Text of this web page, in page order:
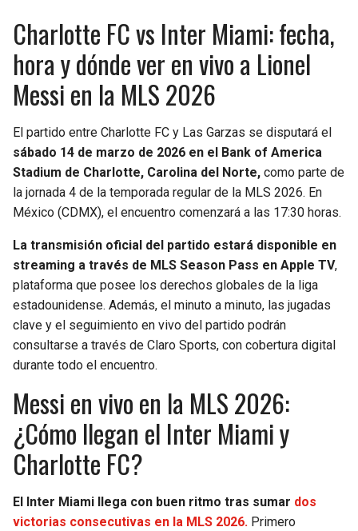
Charlotte FC vs Inter Miami: fecha,
hora y dónde ver en vivo a Lionel
Messi en la MLS 2026
El partido entre Charlotte FC y Las Garzas se disputará el
sábado 14 de marzo de 2026 en el Bank of America
Stadium de Charlotte, Carolina del Norte, como parte de
la jornada 4 de la temporada regular de la MLS 2026. En
México (CDMX), el encuentro comenzará a las 17:30 horas.
La transmisión oficial del partido estará disponible en
streaming a través de MLS Season Pass en Apple TV,
plataforma que posee los derechos globales de la liga
estadounidense. Además, el minuto a minuto, las jugadas
clave y el seguimiento en vivo del partido podrán
consultarse a través de Claro Sports, con cobertura digital
durante todo el encuentro.
Messi en vivo en la MLS 2026:
¿Cómo llegan el Inter Miami y
Charlotte FC?
El Inter Miami llega con buen ritmo tras sumar dos
victorias consecutivas en la MLS 2026. Primero